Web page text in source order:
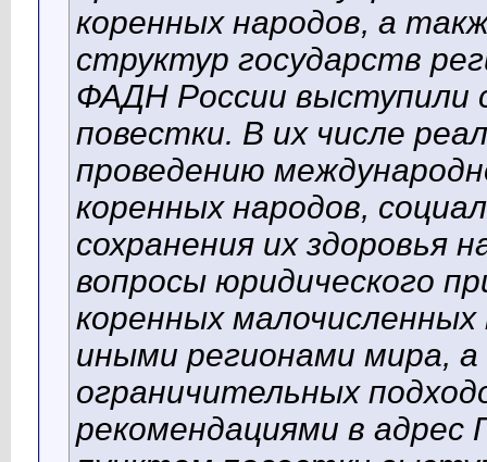
коренных народов, а
структур государств
ФАДН России выступили
повестки. В их числе
проведению
коренных народов,
сохранения их здоровья
вопросы юридического
коренных малочисленных
иными регионами мира,
ограничительных
рекомендациями в